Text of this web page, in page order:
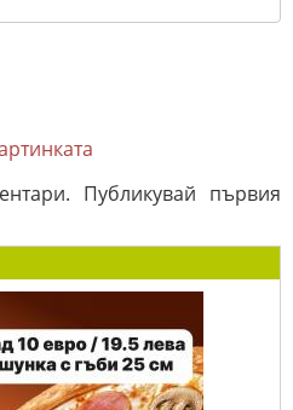
Публикувай първия